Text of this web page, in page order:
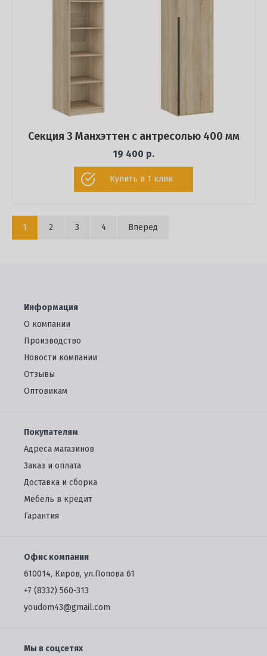
Секция 3 Манхэттен с антресолью 400 мм
19 400 р.
Купить в 1 клик
1 2 3 4 Вперед
Информация
О компании
Производство
Новости компании
Отзывы
Oптовикам
Покупателям
Адреса магазинов
Заказ и оплата
Доставка и сборка
Мебель в кредит
Гарантия
Офис компании
610014, Киров, ул.Попова 61
+7 (8332) 560-313
youdom43@gmail.com
Мы в соцсетях